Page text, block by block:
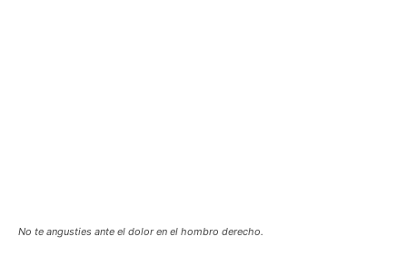
No te angusties ante el dolor en el hombro derecho.